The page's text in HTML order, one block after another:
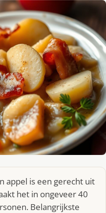
appel is een gerecht uit
het in ongeveer 40
Belangrijkste